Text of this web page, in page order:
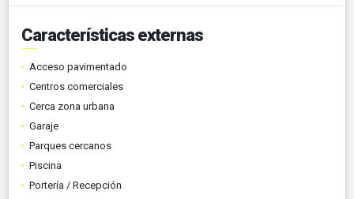
Características externas
Acceso pavimentado
Centros comerciales
Cerca zona urbana
Garaje
Parques cercanos
Piscina
Portería / Recepción